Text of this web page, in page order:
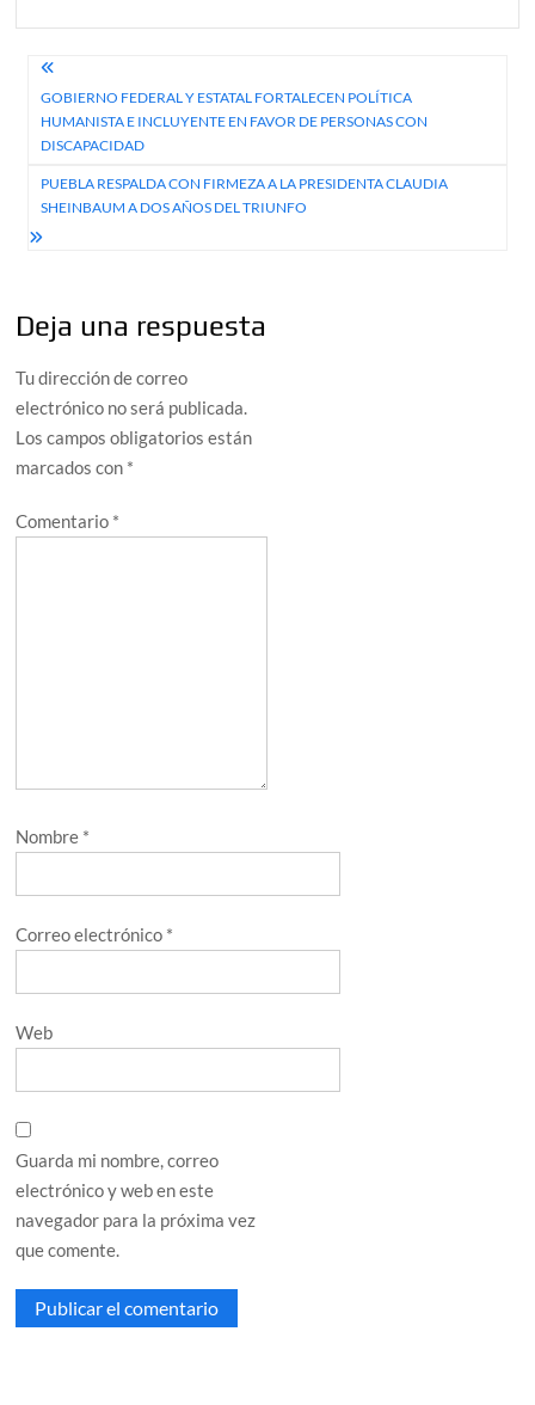
Navegación
de
entradas
GOBIERNO FEDERAL Y ESTATAL FORTALECEN POLÍTICA
HUMANISTA E INCLUYENTE EN FAVOR DE PERSONAS CON
DISCAPACIDAD
PUEBLA RESPALDA CON FIRMEZA A LA PRESIDENTA CLAUDIA
SHEINBAUM A DOS AÑOS DEL TRIUNFO
Deja una respuesta
Tu dirección de correo
electrónico no será publicada.
Los campos obligatorios están
marcados con *
Comentario *
Nombre *
Correo electrónico *
Web
Guarda mi nombre, correo
electrónico y web en este
navegador para la próxima vez
que comente.